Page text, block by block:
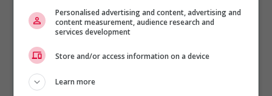
EST PRÉSENTÉ PAR
Excel Personnel inc. Montréal, Québec
Autres offres de l'entreprise
Représentant(e) externe-cvac
Personalised advertising and content, advertising and
content measurement, audience research and
services development
Store and/or access information on a device
Learn more